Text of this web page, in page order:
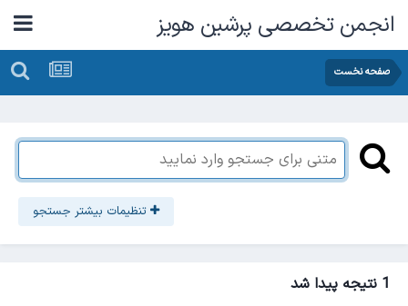
انجمن تخصصی پرشین هویز
صفحه نخست
تنظیمات بیشتر جستجو
1 نتیجه پیدا شد